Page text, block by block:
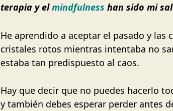
terapia y elmindfulness han sido mi
He aprendido a aceptar el pasado y
cristales rotos mientras intentaba no
estaba tan predispuesto al caos.
Hay que decir que no puedes hacerlo
y también debes esperar perder antes